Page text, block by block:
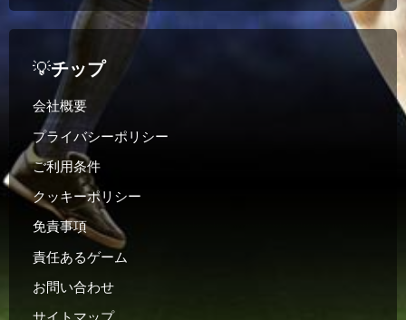
💡チップ
会社概要
プライバシーポリシー
ご利用条件
クッキーポリシー
免責事項
責任あるゲーム
お問い合わせ